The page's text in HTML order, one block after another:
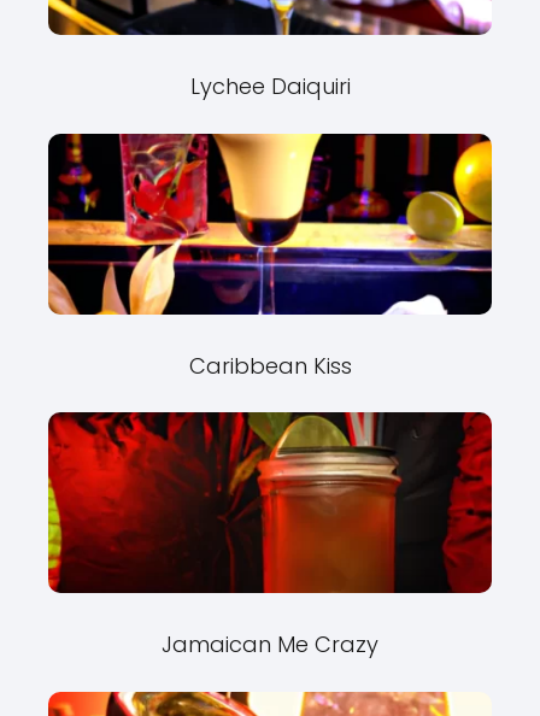
Lychee Daiquiri
Caribbean Kiss
Jamaican Me Crazy